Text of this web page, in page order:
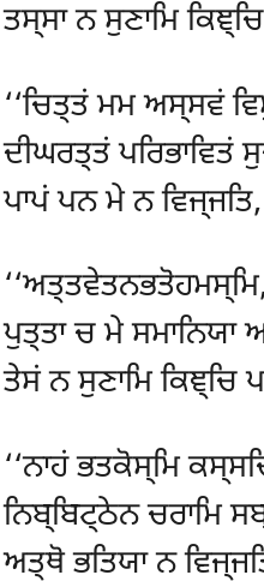
ਤਸ੍ਸਾਨ ਸੁਣਾਮਿ
‘‘ਚਿਤ੍ਤਂ ਮਮ ਅਸ੍ਸਵਂ
ਦੀਘਰਤ੍ਤਂ ਪਰਿਭਾਵਿਤਂ
ਪਾਪਂ ਪਨ ਮੇ ਨ
‘‘ਅਤ੍ਤਵੇਤਨਭਤੋਹਮਸ੍ਮਿ
ਪੁਤ੍ਤਾ ਚ ਮੇ ਸਮਾਨਿਯਾ
ਤੇਸਂ ਨ ਸੁਣਾਮਿ ਕਿਞ੍ਚਿ
‘‘ਨਾਹਂ ਭਤਕੋਸ੍ਮਿ
ਨਿਬ੍ਬਿਟ੍ਠੇਨ ਚਰਾਮਿ
ਅਤ੍ਥੋ ਭਤਿਯਾ ਨ